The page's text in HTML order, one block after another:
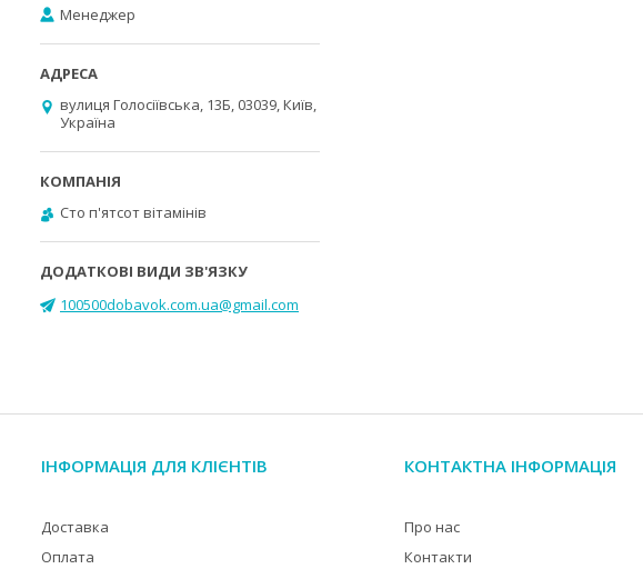
Менеджер
вулиця Голосіївська, 13Б, 03039, Київ,
Україна
Cто п'ятсот вітамінів
100500dobavok.com.ua@gmail.com
ІНФОРМАЦІЯ ДЛЯ КЛІЄНТІВ
Доставка
Оплата
КОНТАКТНА ІНФОРМАЦІЯ
Про нас
Контакти